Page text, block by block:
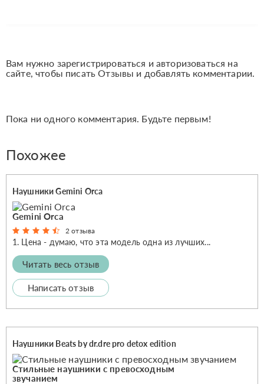
Вам нужно зарегистрироваться и авторизоваться на
сайте, чтобы писать Отзывы и добавлять комментарии.
Пока ни одного комментария. Будьте первым!
Похожее
Наушники Gemini Orca
Gemini Orca
2 отзыва
1. Цена - думаю, что эта модель одна из лучших...
Читать весь отзыв
Написать отзыв
Наушники Beats by dr.dre pro detox edition
Стильные наушники с превосходным
звучанием